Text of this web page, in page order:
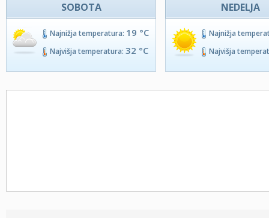
SOBOTA
Najnižja temperatura: 19 °C
Najvišja temperatura: 32 °C
NEDELJA
Najnižja
Najvišja